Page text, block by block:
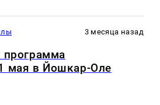
3 месяца назад
программа
мая в Йошкар-Оле